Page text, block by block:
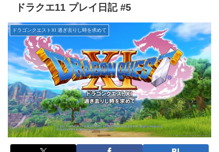
ドラクエ11 プレイ日記 #5
ドラゴンクエストXI 過ぎ去りし時を求めて